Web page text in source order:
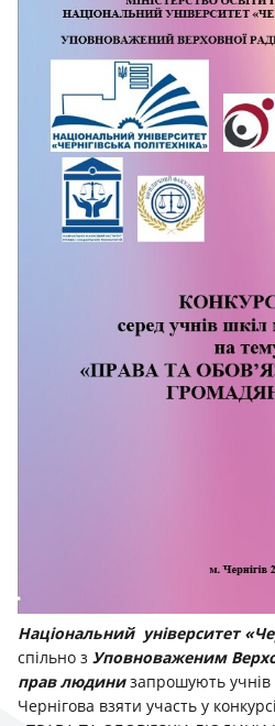
Національний університет
спільно з Уповноваженим
прав людинизапрошують учнів
Чернігова взяти участь у